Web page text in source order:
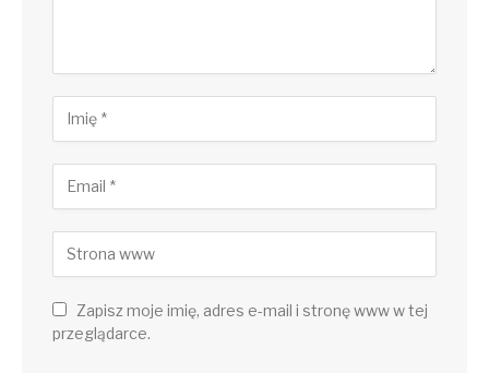
Zapisz moje imię, adres e-mail i stronę www w tej
przeglądarce.